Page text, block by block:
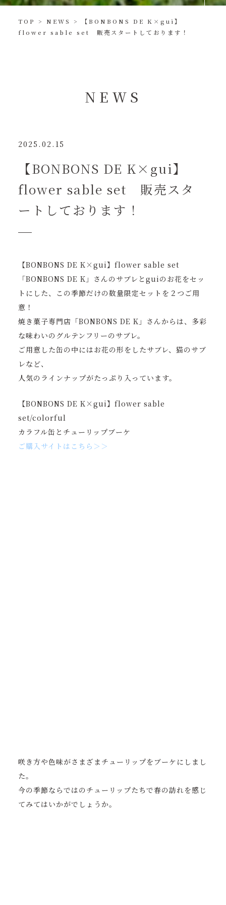
TOP > NEWS >
【BONBONS DE K×gui】
flower sable set 販売スタートしております！
N E W S
2025.02.15
【BONBONS DE K×gui】
flower sable set 販売スタ
ートしております！
【BONBONS DE K×gui】flower sable set
「BONBONS DE K」さんのサブレとguiのお花をセッ
トにした、この季節だけの数量限定セットを２つご用
意！
焼き菓子専門店「BONBONS DE K」さんからは、多彩
な味わいのグルテンフリーのサブレ。
ご用意した缶の中にはお花の形をしたサブレ、猫のサブ
レなど、
人気のラインナップがたっぷり入っています。
【BONBONS DE K×gui】flower sable
set/colorful
カラフル缶とチューリップブーケ
ご購入サイトはこちら＞＞
咲き方や色味がさまざまチューリップをブーケにしまし
た。
今の季節ならではのチューリップたちで春の訪れを感じ
てみてはいかがでしょうか。